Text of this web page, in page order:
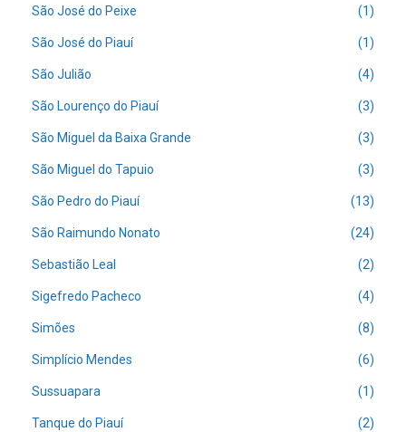
São José do Peixe (1)
São José do Piauí (1)
São Julião (4)
São Lourenço do Piauí (3)
São Miguel da Baixa Grande (3)
São Miguel do Tapuio (3)
São Pedro do Piauí (13)
São Raimundo Nonato (24)
Sebastião Leal (2)
Sigefredo Pacheco (4)
Simões (8)
Simplício Mendes (6)
Sussuapara (1)
Tanque do Piauí (2)